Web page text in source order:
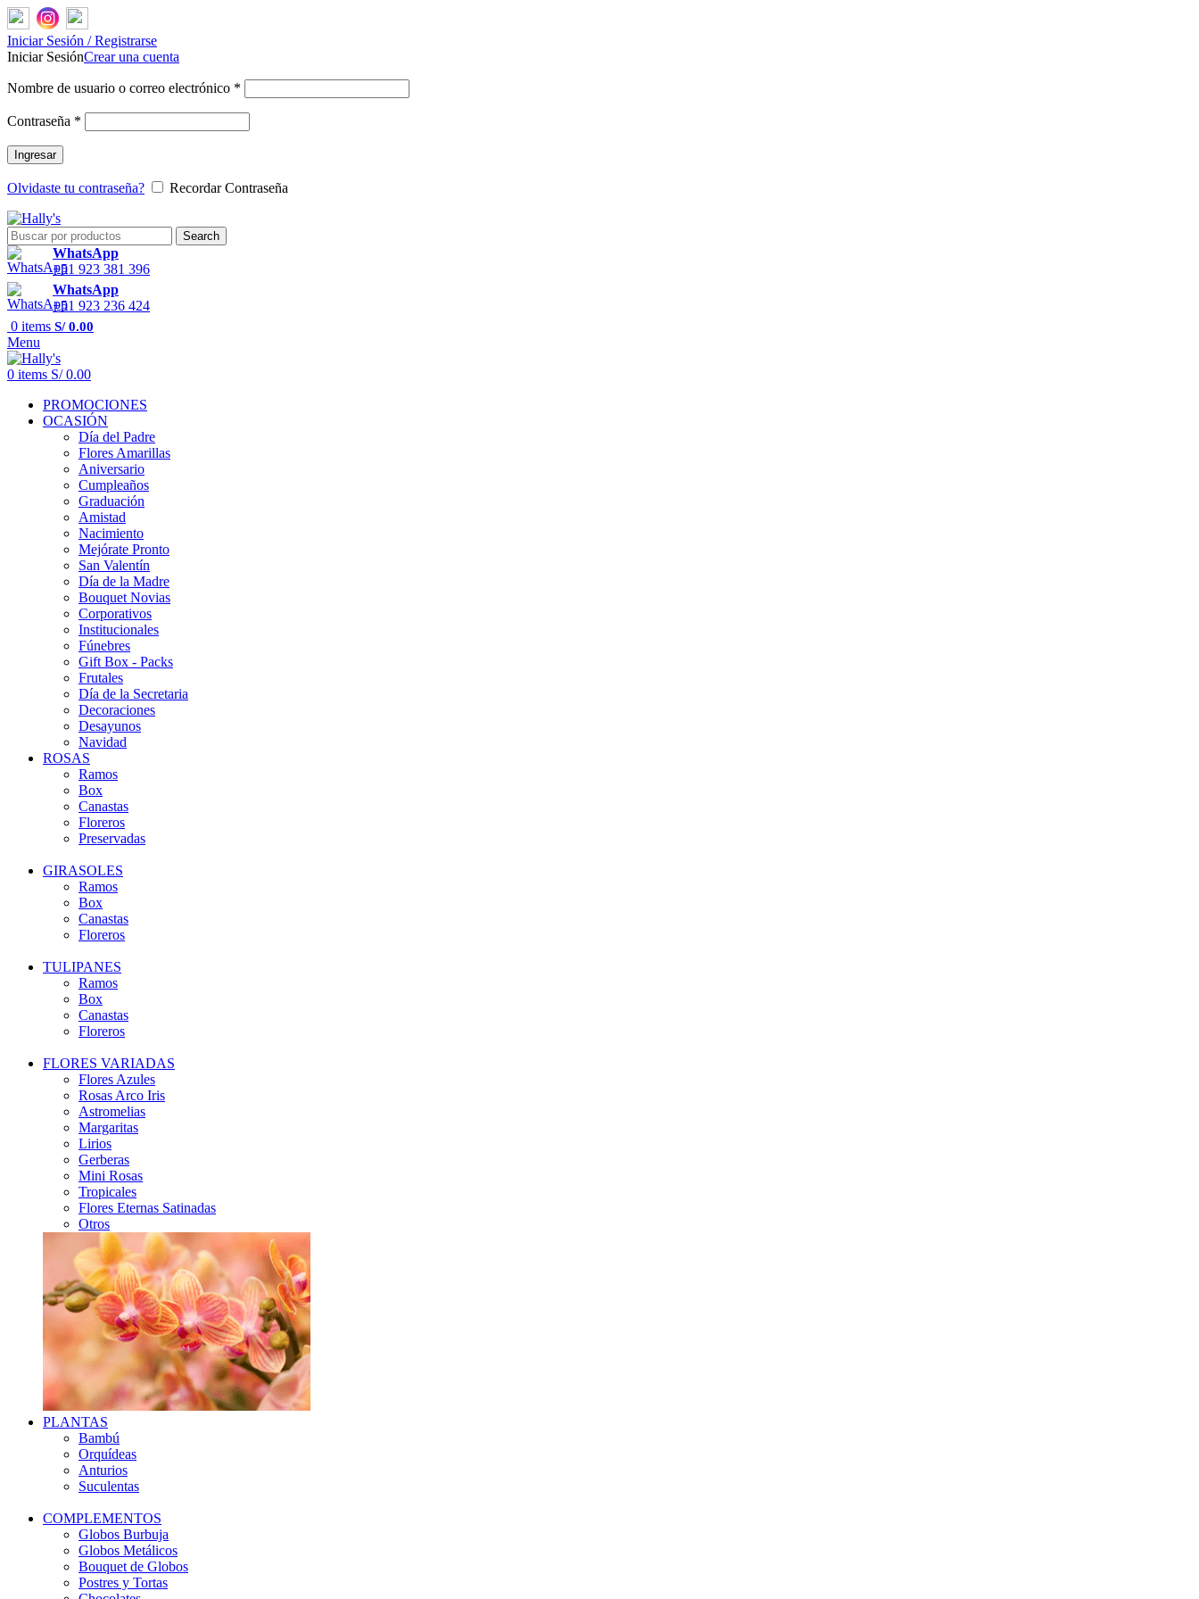
Iniciar Sesión / Registrarse
Iniciar SesiónCrear una cuenta
Nombre de usuario o correo electrónico *
Contraseña *
Ingresar
Olvidaste tu contraseña? Recordar Contraseña
Search
WhatsApp
+51 923 381 396
WhatsApp
+51 923 236 424
0 items S/0.00
Menu
0 items S/0.00
PROMOCIONES
OCASIÓN
Día del Padre
Flores Amarillas
Aniversario
Cumpleaños
Graduación
Amistad
Nacimiento
Mejórate Pronto
San Valentín
Día de la Madre
Bouquet Novias
Corporativos
Institucionales
Fúnebres
Gift Box - Packs
Frutales
Día de la Secretaria
Decoraciones
Desayunos
Navidad
ROSAS
Ramos
Box
Canastas
Floreros
Preservadas
GIRASOLES
Ramos
Box
Canastas
Floreros
TULIPANES
Ramos
Box
Canastas
Floreros
FLORES VARIADAS
Flores Azules
Rosas Arco Iris
Astromelias
Margaritas
Lirios
Gerberas
Mini Rosas
Tropicales
Flores Eternas Satinadas
Otros
PLANTAS
Bambú
Orquídeas
Anturios
Suculentas
COMPLEMENTOS
Globos Burbuja
Globos Metálicos
Bouquet de Globos
Postres y Tortas